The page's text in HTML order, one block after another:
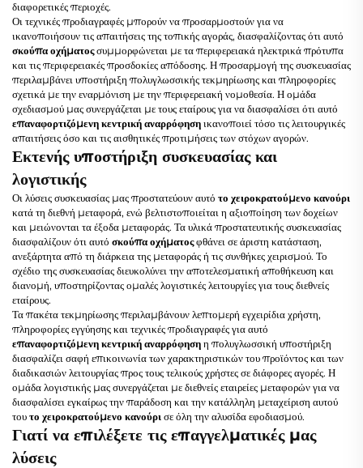
διαφορετικές περιοχές.
Οι τεχνικές προδιαγραφές μπορούν να προσαρμοστούν για να
ικανοποιήσουν τις απαιτήσεις της τοπικής αγοράς, διασφαλίζοντας ότι αυτό
σκούπα οχήματοςσυμμορφώνεται με τα περιφερειακά ηλεκτρικά πρότυπα
και τις περιφερειακές προσδοκίες απόδοσης. Η προσαρμογή της συσκευασίας
περιλαμβάνει υποστήριξη πολυγλωσσικής τεκμηρίωσης και πληροφορίες
σχετικά με την εναρμόνιση με την περιφερειακή νομοθεσία. Η ομάδα
σχεδιασμού μας συνεργάζεται με τους εταίρους για να διασφαλίσει ότι αυτό
επαναφορτιζόμενη κεντρική αναρρόφησηικανοποιεί τόσο τις λειτουργικές
απαιτήσεις όσο και τις αισθητικές προτιμήσεις των στόχων αγορών.
Εκτενής υποστήριξη συσκευασίας και
λογιστικής
Οι λύσεις συσκευασίας μας προστατεύουν αυτό το χειροκρατούμενο κανούρι
κατά τη διεθνή μεταφορά, ενώ βελτιστοποιείται η αξιοποίηση των δοχείων
και μειώνονται τα έξοδα μεταφοράς. Τα υλικά προστατευτικής συσκευασίας
διασφαλίζουν ότι αυτό σκούπα οχήματοςφθάνει σε άριστη κατάσταση,
ανεξάρτητα από τη διάρκεια της μεταφοράς ή τις συνθήκες χειρισμού. Το
σχέδιο της συσκευασίας διευκολύνει την αποτελεσματική αποθήκευση και
διανομή, υποστηρίζοντας ομαλές λογιστικές λειτουργίες για τους διεθνείς
εταίρους.
Τα πακέτα τεκμηρίωσης περιλαμβάνουν λεπτομερή εγχειρίδια χρήστη,
πληροφορίες εγγύησης και τεχνικές προδιαγραφές για αυτό
επαναφορτιζόμενη κεντρική αναρρόφησηη πολυγλωσσική υποστήριξη
διασφαλίζει σαφή επικοινωνία των χαρακτηριστικών του προϊόντος και των
διαδικασιών λειτουργίας προς τους τελικούς χρήστες σε διάφορες αγορές. Η
ομάδα λογιστικής μας συνεργάζεται με διεθνείς εταιρείες μεταφορών για να
διασφαλίσει εγκαίρως την παράδοση και την κατάλληλη μεταχείριση αυτού
τουτο χειροκρατούμενο κανούρι σε όλη την αλυσίδα εφοδιασμού.
Γιατί να επιλέξετε τις επαγγελματικές μας
λύσεις